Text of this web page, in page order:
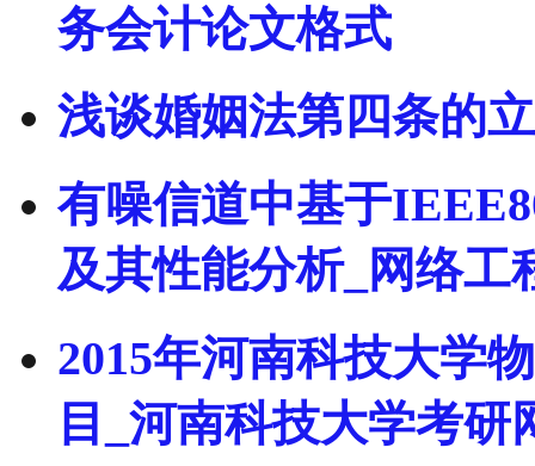
务会计论文格式
浅谈婚姻法第四条的
有噪信道中基于
及其性能分析_网络工
2015年河南科技大学
目_河南科技大学考研